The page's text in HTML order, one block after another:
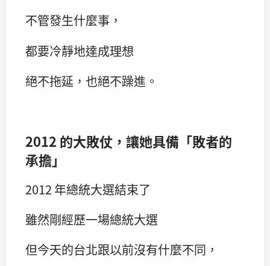
不管發生什麼事，
都要冷靜地達成理想
絕不拖延，也絕不躁進。
2012 的大敗仗，讓她具備「敗者的
承擔」
2012 年總統大選結束了
雖然剛經歷一場總統大選
但今天的台北跟以前沒有什麼不同，